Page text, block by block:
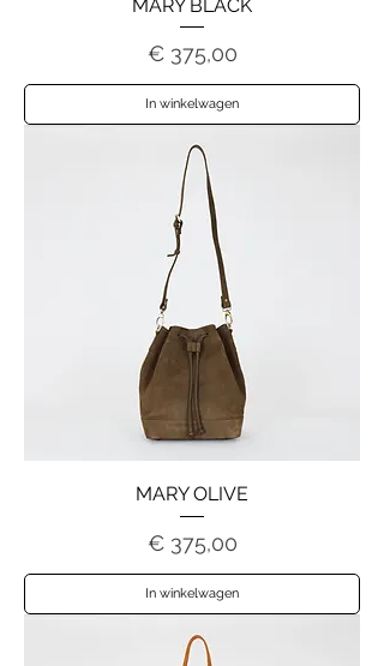
MARY BLACK
Prijs
€ 375,00
In winkelwagen
MARY OLIVE
Prijs
€ 375,00
In winkelwagen